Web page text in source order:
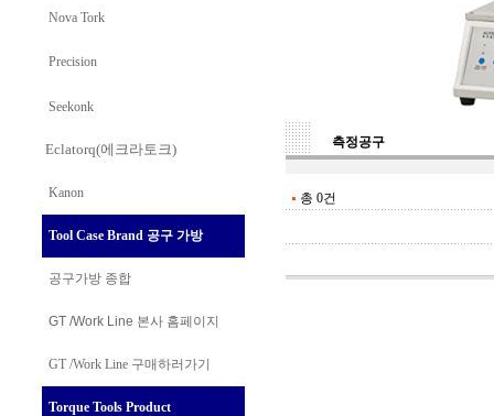
Nova Tork
Precision
Seekonk
Eclatorq(에크라토크)
Kanon
Tool Case Brand 공구 가방
공구가방 종합
GT /Work Line 본사 홈페이지
GT /Work Line 구매하러가기
Torque Tools Product
측정공구
총 0건